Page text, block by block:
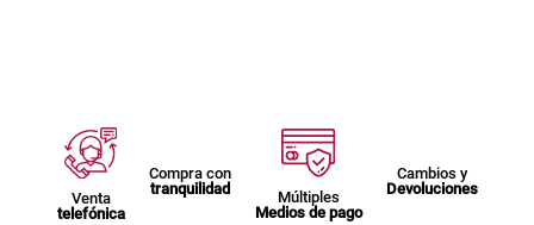
Venta
telefónica
Compra con
tranquilidad
Múltiples
Medios de pago
Cambios y
Devoluciones